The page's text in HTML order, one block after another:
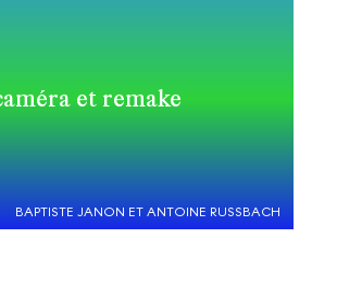
et remake
BAPTISTE JANON ET ANTOINE RUSSBACH